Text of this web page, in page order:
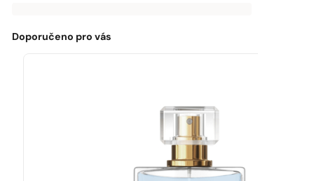
zdarma
chybí:
Doporučeno pro vás